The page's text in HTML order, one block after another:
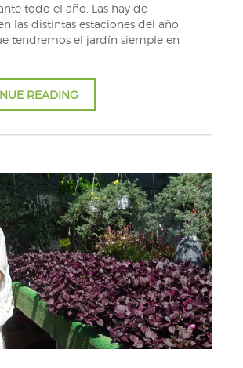
todo el año. Las hay de
las distintas estaciones del año
tendremos el jardín siemple en
READING